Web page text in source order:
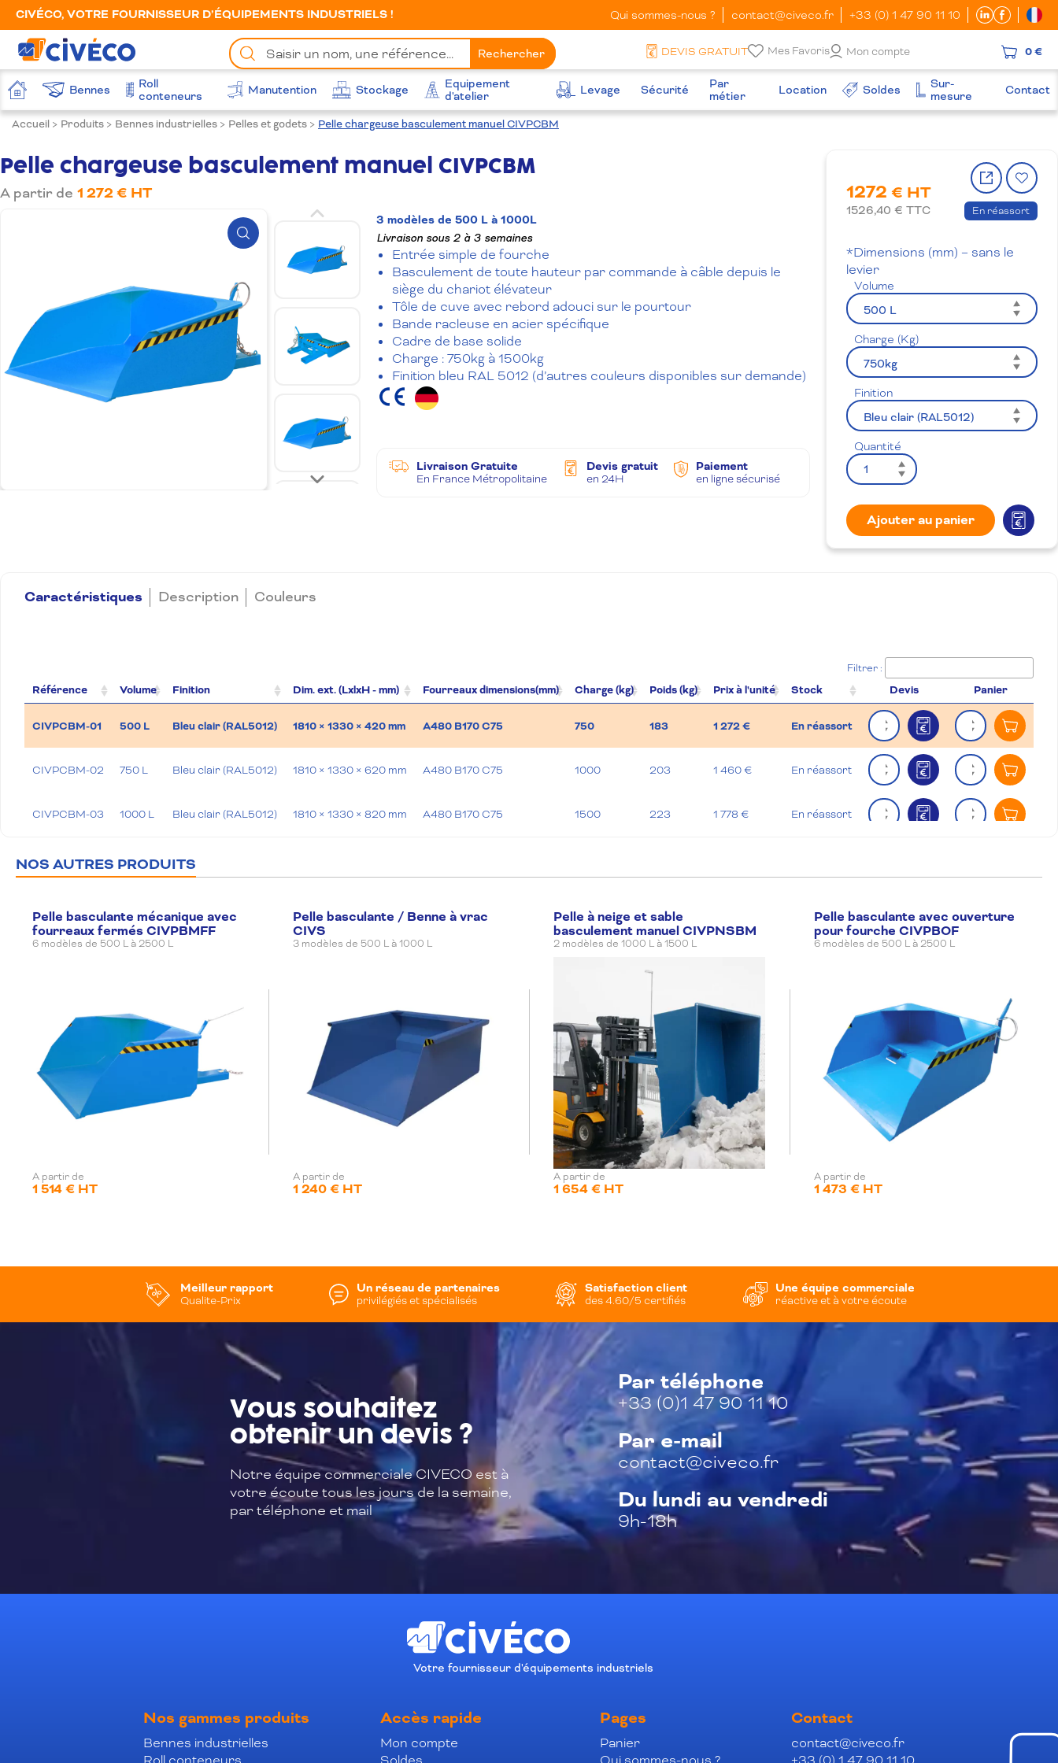
CIVÉCO, VOTRE FOURNISSEUR D’ÉQUIPEMENTS INDUSTRIELS ! Qui sommes-nous ? contact@civeco.fr +33 (0) 1 47 90 11 10
Chercher
un
produit
Rechercher DEVIS GRATUIT Mes Favoris Mon compte 0 €
Accueil Bennes
Roll
conteneurs
Manutention Stockage
Equipement
d'atelier
Levage Sécurité
Par
métier
Location Soldes
Sur-
mesure
Contact
Accueil > Produits > Bennes industrielles > Pelles et godets > Pelle chargeuse basculement manuel CIVPCBM
Pelle chargeuse basculement manuel CIVPCBM
A partir de 1 272 € HT
Zoom
3 modèles de 500 L à 1000L
Livraison sous 2 à 3 semaines
Entrée simple de fourche
Basculement de toute hauteur par commande à câble depuis le
siège du chariot élévateur
Tôle de cuve avec rebord adouci sur le pourtour
Bande racleuse en acier spécifique
Cadre de base solide
Charge :750kg à 1500kg
Finition bleu RAL 5012 (d’autres couleurs disponibles sur demande)
Livraison Gratuite
En France Métropolitaine
Devis gratuit
en 24H
Paiement
en ligne sécurisé
1272 € HT
1526,40 € TTC
Partager
le
produit
à
la
En réassort
*Dimensions (mm) – sans le
levier
Volume
Charge (Kg)
Finition
Quantité
Ajouter au panier
Caractéristiques Description Couleurs
Filtrer :
Référence Volume Finition Dim. ext. (LxlxH - mm) Fourreaux dimensions(mm) Charge (kg) Poids (kg) Prix à l'unité Stock Devis Panier
CIVPCBM-01 500 L Bleu clair (RAL5012) 1810 × 1330 × 420 mm A480 B170 C75 750 183 1 272 € En réassort
Quantité Quantité
Ajouter
CIVPCBM-02 750 L Bleu clair (RAL5012) 1810 × 1330 × 620 mm A480 B170 C75 1000 203 1 460 € En réassort
Quantité Quantité
Ajouter
CIVPCBM-03 1000 L Bleu clair (RAL5012) 1810 × 1330 × 820 mm A480 B170 C75 1500 223 1 778 € En réassort
Quantité Quantité
Ajouter
NOS AUTRES PRODUITS
Pelle basculante mécanique avec
fourreaux fermés CIVPBMFF
6 modèles de 500 L à 2500 L
A partir de
1 514 € HT
Pelle basculante / Benne à vrac
CIVS
3 modèles de 500 L à 1000 L
A partir de
1 240 € HT
Pelle à neige et sable
basculement manuel CIVPNSBM
2 modèles de 1000 L à 1500 L
A partir de
1 654 € HT
Pelle basculante avec ouverture
pour fourche CIVPBOF
6 modèles de 500 L à 2500 L
A partir de
1 473 € HT
Meilleur rapport
Qualite-Prix
Un réseau de partenaires
privilégiés et spécialisés
Satisfaction client
des 4.60/5 certifiés
Une équipe commerciale
réactive et à votre écoute
Vous souhaitez
obtenir un devis ?
Notre équipe commerciale CIVECO est à
votre écoute tous les jours de la semaine,
par téléphone et mail
Par téléphone
+33 (0)1 47 90 11 10
Par e-mail
contact@civeco.fr
Du lundi au vendredi
9h-18h
Votre fournisseur d'équipements industriels
Nos gammes produits
Bennes industrielles
Accès rapide
Mon compte
Pages
Panier
Contact
contact@civeco.fr